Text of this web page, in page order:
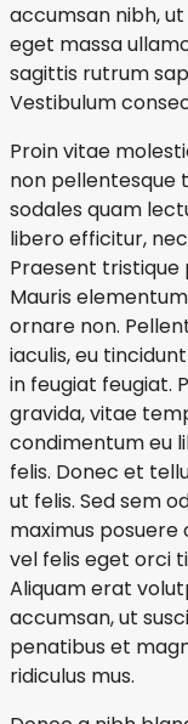
accumsan nibh,
eget massa
sagittis rutrum
Vestibulum
Proin vitae
non pellentesque
sodales quam
libero efficitur,
Praesent tristique
Mauris
ornare non.
iaculis, eu
in feugiat feugiat.
gravida, vitae
condimentum eu
felis. Donec et
ut felis. Sed sem
maximus posuere
vel felis eget orci
Aliquam erat
accumsan, ut
penatibus et
ridiculus mus.